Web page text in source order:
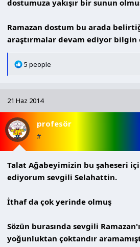
dostumuza yakışır bir sunun
Ramazan dostum bu arada
araştırmalar devam ediyor bilgin
T
i
l
e
r
5 people
21 Haz 2014
profesör
#
Talat Ağabeyimizin bu şaheseri
ediyorum sevgili Selahattin.
İthaf da çok yerinde olmuş
Sözün burasında sevgili
yoğunluktan çoktandır